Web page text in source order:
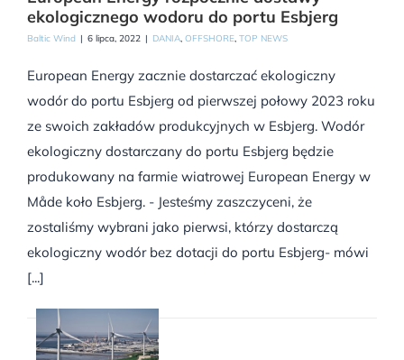
ekologicznego wodoru do portu Esbjerg
Baltic Wind | 6 lipca, 2022 | DANIA, OFFSHORE, TOP NEWS
European Energy zacznie dostarczać ekologiczny
wodór do portu Esbjerg od pierwszej połowy 2023 roku
ze swoich zakładów produkcyjnych w Esbjerg. Wodór
ekologiczny dostarczany do portu Esbjerg będzie
produkowany na farmie wiatrowej European Energy w
Måde koło Esbjerg. - Jesteśmy zaszczyceni, że
zostaliśmy wybrani jako pierwsi, którzy dostarczą
ekologiczny wodór bez dotacji do portu Esbjerg- mówi
[...]